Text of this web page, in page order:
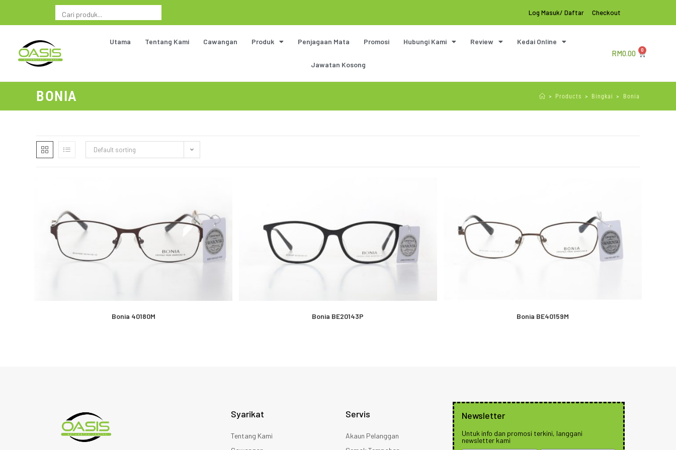
Log Masuk/ Daftar Checkout
Utama Tentang Kami Cawangan Produk Penjagaan Mata Promosi Hubungi Kami Review Kedai Online
Jawatan Kosong
RM0.00 0
BONIA > Products > Bingkai > Bonia
Default sorting
Bonia 40180M Bonia BE20143P Bonia BE40159M
Syarikat
Tentang Kami
Servis
Akaun Pelanggan
Newsletter
Untuk info dan promosi terkini, langgani
newsletter kami